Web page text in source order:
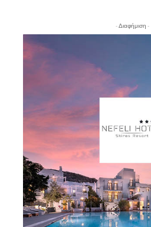
- Διαφήμιση -